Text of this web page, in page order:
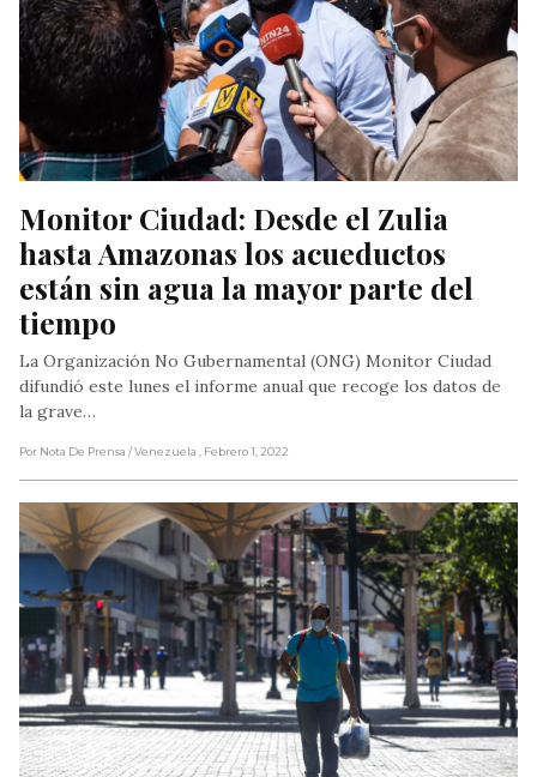
Monitor Ciudad: Desde el Zulia
hasta Amazonas los acueductos
están sin agua la mayor parte del
tiempo
La Organización No Gubernamental (ONG) Monitor Ciudad
difundió este lunes el informe anual que recoge los datos de
la grave…
Por Nota De Prensa / Venezuela , Febrero 1, 2022